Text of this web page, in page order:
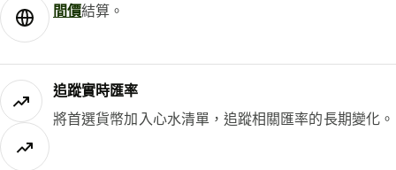
間價結算。
追蹤實時匯率
將首選貨幣加入心水清單，追蹤相關匯率的長期變化。